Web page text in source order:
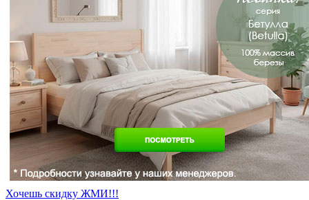
Хочешь скидку ЖМИ!!!